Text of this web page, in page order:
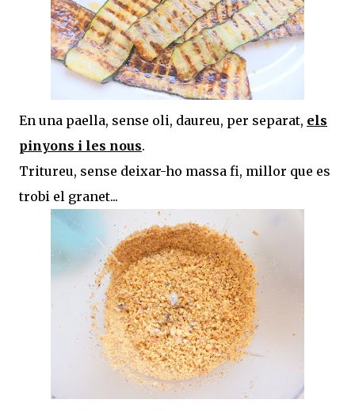
En una paella, sense oli, daureu, per separat, els
pinyons i les nous.
Tritureu, sense deixar-ho massa fi, millor que es
trobi el granet...